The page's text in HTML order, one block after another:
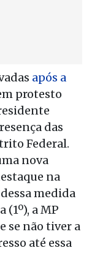
após a
protesto
das
Federal.
nova
na
medida
a MP
se não tiver a
até essa